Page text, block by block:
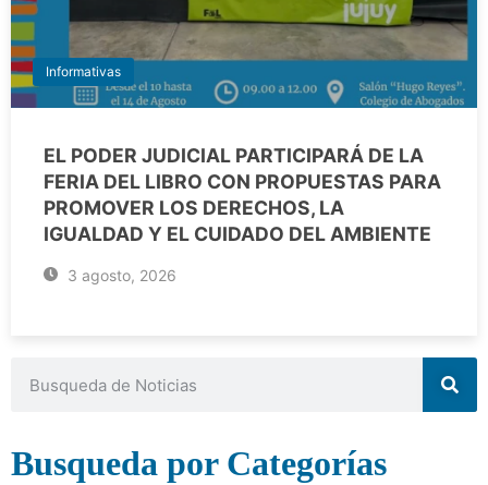
Informativas
EL PODER JUDICIAL PARTICIPARÁ DE LA
FERIA DEL LIBRO CON PROPUESTAS PARA
PROMOVER LOS DERECHOS, LA
IGUALDAD Y EL CUIDADO DEL AMBIENTE
3 agosto, 2026
Busqueda por Categorías